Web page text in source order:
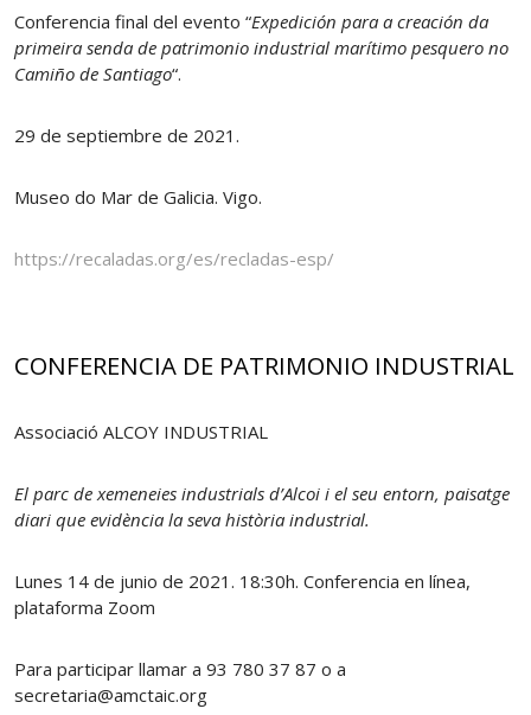
Conferencia final del evento “Expedición para a creación da
primeira senda de patrimonio industrial marítimo pesquero no
Camiño de Santiago“.
29 de septiembre de 2021.
Museo do Mar de Galicia. Vigo.
https://recaladas.org/es/recladas-esp/
CONFERENCIA DE PATRIMONIO INDUSTRIAL
Associació ALCOY INDUSTRIAL
El parc de xemeneies industrials d’Alcoi i el seu entorn, paisatge
diari que evidència la seva història industrial.
Lunes 14 de junio de 2021. 18:30h. Conferencia en línea,
plataforma Zoom
Para participar llamar a 93 780 37 87 o a
secretaria@amctaic.org